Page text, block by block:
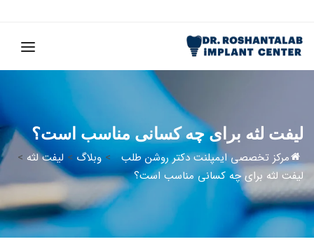
لیفت لثه برای چه کسانی مناسب است؟
مرکز تخصصی ایمپلنت دکتر روشن طلب >وبلاگ > لیفت لثه >
لیفت لثه برای چه کسانی مناسب است؟